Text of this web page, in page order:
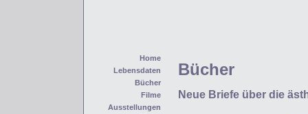
Home
Lebensdaten
Bücher
Filme
Ausstellungen
Bücher
Neue Briefe über die